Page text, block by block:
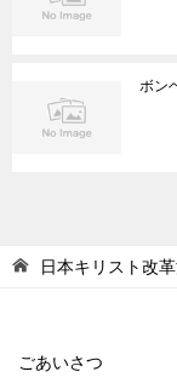
ボン
日本キリスト改
ごあいさつ